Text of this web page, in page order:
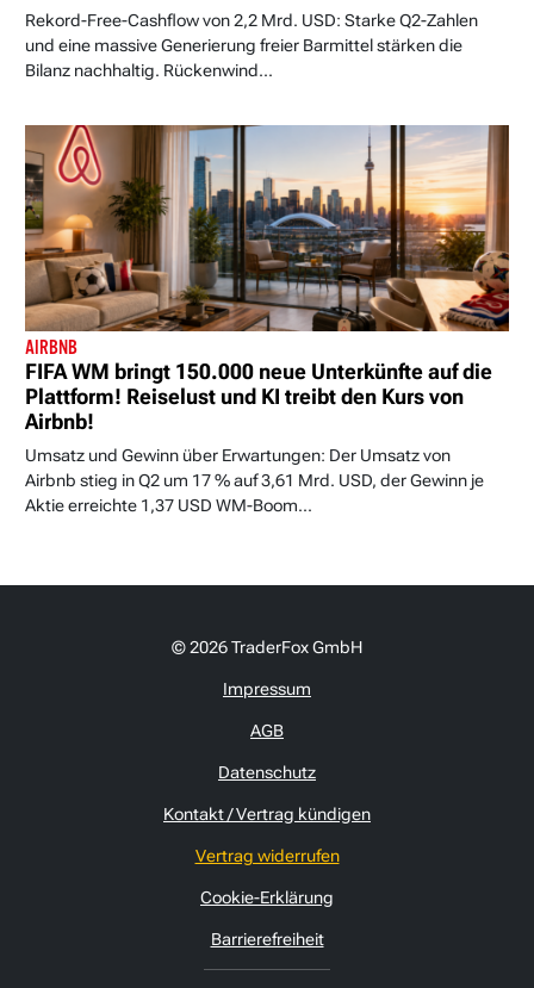
Rekord-Free-Cashflow von 2,2 Mrd. USD: Starke Q2-Zahlen
und eine massive Generierung freier Barmittel stärken die
Bilanz nachhaltig. Rückenwind...
AIRBNB
FIFA WM bringt 150.000 neue Unterkünfte auf die
Plattform! Reiselust und KI treibt den Kurs von
Airbnb!
Umsatz und Gewinn über Erwartungen: Der Umsatz von
Airbnb stieg in Q2 um 17 % auf 3,61 Mrd. USD, der Gewinn je
Aktie erreichte 1,37 USD WM-Boom...
© 2026 TraderFox GmbH
Impressum
AGB
Datenschutz
Kontakt / Vertrag kündigen
Vertrag widerrufen
Cookie-Erklärung
Barrierefreiheit